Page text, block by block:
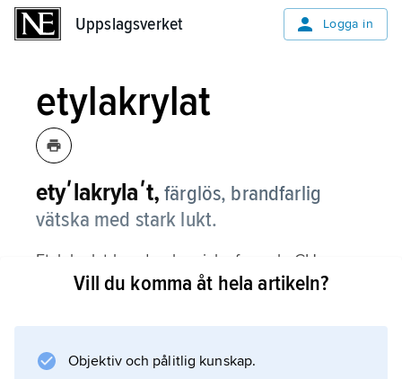
Uppslagsverket Logga in
etylakrylat
etyʹlakrylaʹt, färglös, brandfarlig
vätska med stark lukt.
Etylakrylat har den kemiska formeln CH
CH
3
Vill du komma åt hela artikeln?
Objektiv och pålitlig kunskap.